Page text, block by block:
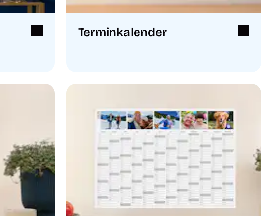
Terminkalender